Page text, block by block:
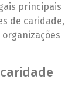
principais
de caridade,